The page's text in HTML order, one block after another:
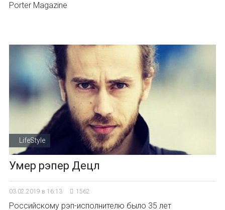
Porter Magazine
LifeStyle
Умер рэпер Децл
03.02.2019 в 16:13 1562
Российскому рэп-исполнителю было 35 лет